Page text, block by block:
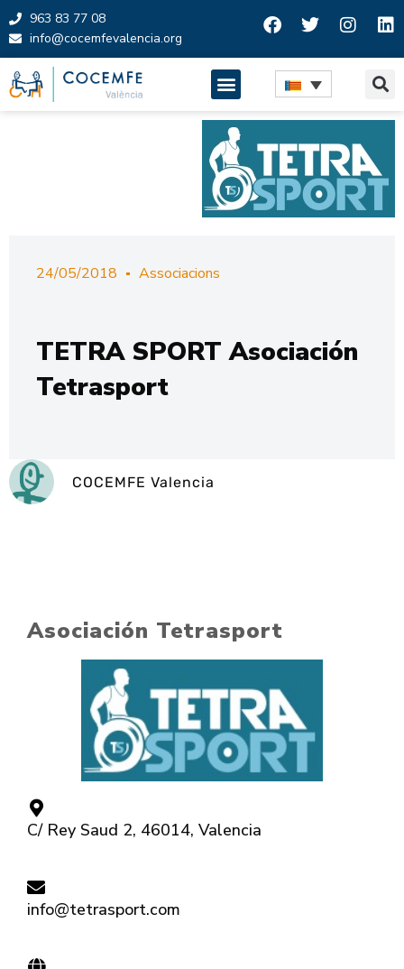
Skip
to
content
963 83 77 08
info@cocemfevalencia.org
24/05/2018 Associacions
TETRA SPORT Asociación
Tetrasport
COCEMFE Valencia
Asociación Tetrasport
C/ Rey Saud 2, 46014, Valencia
info@tetrasport.com